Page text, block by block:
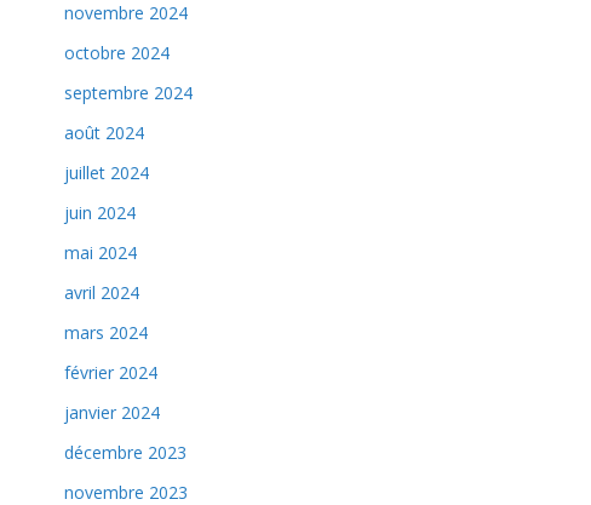
novembre 2024
octobre 2024
septembre 2024
août 2024
juillet 2024
juin 2024
mai 2024
avril 2024
mars 2024
février 2024
janvier 2024
décembre 2023
novembre 2023